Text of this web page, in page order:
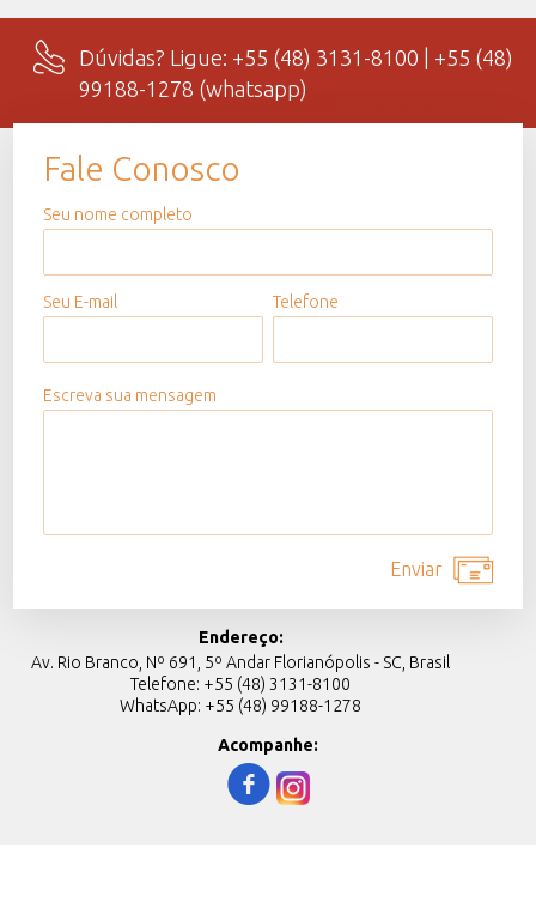
Dúvidas? Ligue: +55 (48) 3131-8100 | +55 (48)
99188-1278 (whatsapp)
Fale Conosco
Seu nome completo
Seu E-mail Telefone
Escreva sua mensagem
Endereço:
Av. Rio Branco, Nº 691, 5º Andar Florianópolis - SC, Brasil
Telefone: +55 (48) 3131-8100
WhatsApp: +55 (48) 99188-1278
Acompanhe:
f